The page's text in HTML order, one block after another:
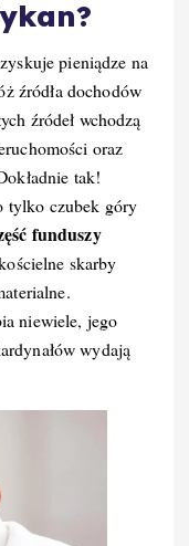
pieniądze na
źródła dochodów
źródeł wchodzą
oraz
tak!
tylko czubek góry
funduszy
skarby
niewiele, jego
wydają